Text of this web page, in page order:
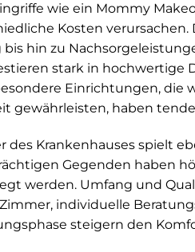
wie ein Mommy
Kosten
hin zu
stark in hochwertige
Einrichtungen, die
gewährleisten, haben
des Krankenhauses spielt
Gegenden haben
werden. Umfang und
individuelle
steigern den